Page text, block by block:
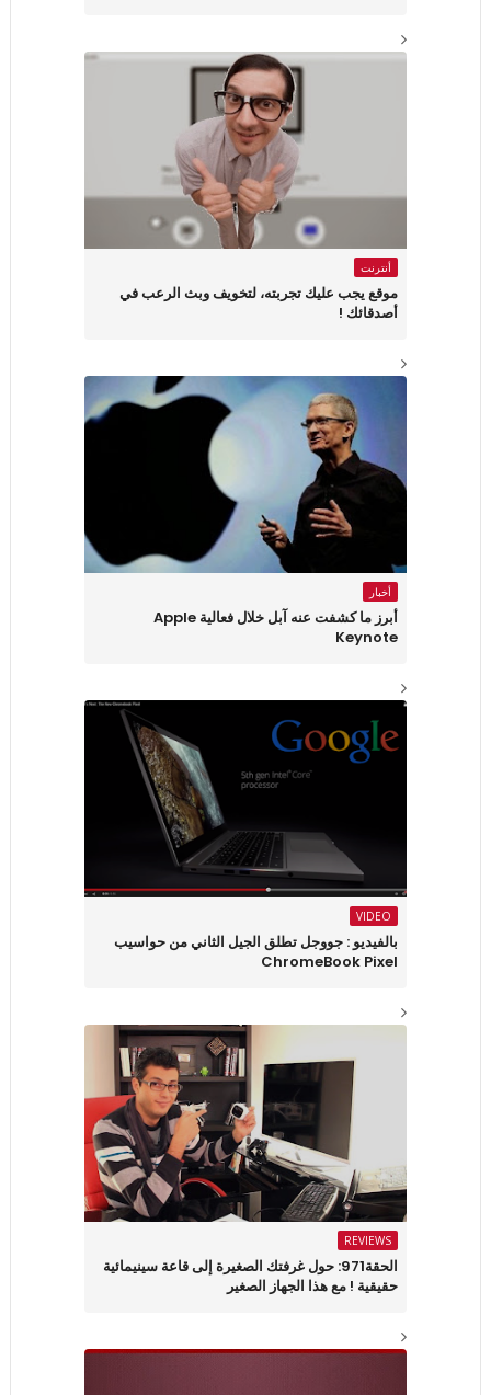
أنترنت
موقع يجب عليك تجربته، لتخويف وبث الرعب في
أصدقائك !
أخبار
أبرز ما كشفت عنه آبل خلال فعالية Apple
Keynote
VIDEO
بالفيديو : جووجل تطلق الجيل الثاني من حواسيب
ChromeBook Pixel
REVIEWS
الحقة971: حول غرفتك الصغيرة إلى قاعة سينيمائية
حقيقية ! مع هذا الجهاز الصغير